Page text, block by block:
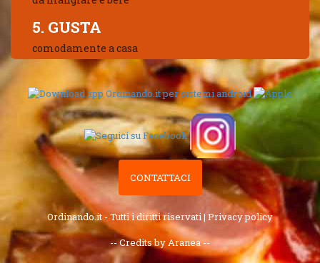
5. GUSTA
comodamente a casa
CONTATTACI
Ordinando.it - Tutti i diritti riservati | Privacy policy
-- Credits by Aranea --